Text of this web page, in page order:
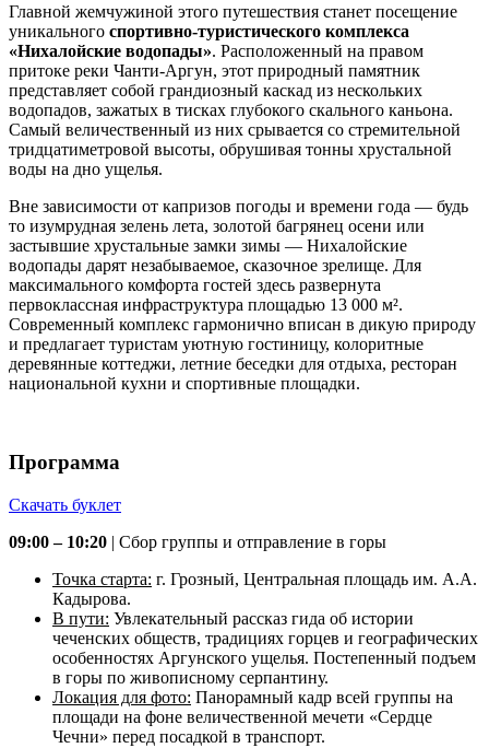
Главной жемчужиной этого путешествия станет посещение
уникального спортивно-туристического комплекса
«Нихалойские водопады». Расположенный на правом
притоке реки Чанти-Аргун, этот природный памятник
представляет собой грандиозный каскад из нескольких
водопадов, зажатых в тисках глубокого скального каньона.
Самый величественный из них срывается со стремительной
тридцатиметровой высоты, обрушивая тонны хрустальной
воды на дно ущелья.
Вне зависимости от капризов погоды и времени года — будь
то изумрудная зелень лета, золотой багрянец осени или
застывшие хрустальные замки зимы — Нихалойские
водопады дарят незабываемое, сказочное зрелище. Для
максимального комфорта гостей здесь развернута
первоклассная инфраструктура площадью 13 000 м².
Современный комплекс гармонично вписан в дикую природу
и предлагает туристам уютную гостиницу, колоритные
деревянные коттеджи, летние беседки для отдыха, ресторан
национальной кухни и спортивные площадки.
Программа
Скачать буклет
09:00 – 10:20 | Сбор группы и отправление в горы
Точка старта: г. Грозный, Центральная площадь им. А.А.
Кадырова.
В пути: Увлекательный рассказ гида об истории
чеченских обществ, традициях горцев и географических
особенностях Аргунского ущелья. Постепенный подъем
в горы по живописному серпантину.
Локация для фото: Панорамный кадр всей группы на
площади на фоне величественной мечети «Сердце
Чечни» перед посадкой в транспорт.